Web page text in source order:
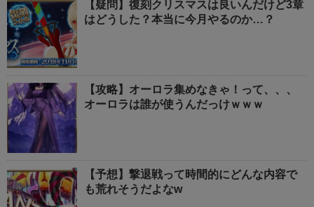
【疑問】復刻クリスマスは良いんだけど3章
はどうした？本当に今月やるのか…？
【攻略】オーロラ集めなきゃ！って、、、
オーロラは誰が使うんだっけｗｗｗ
【予想】撃退戦って時間的にどんな内容で
も荒れそうだよなw